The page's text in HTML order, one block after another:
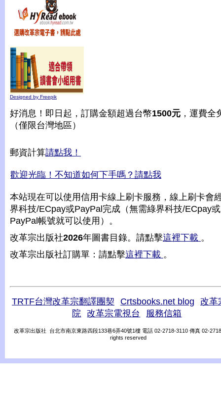
Designed by Freepik
好消息！即日起，訂購金額超過台幣1500元 ，運費全
（僅限台灣地區）
郵資計算請點我！
歡迎光臨！不知道如何下手嗎？請點我
本站現在可以使用信用卡線上刷卡服務，線上刷卡會
界科技/ECpay或PayPal完成（無需綠界科技/ECpay或
PayPal帳號就可以使用）。
改革宗出版社2026年圖書目錄。請點擊這裡下載 。
改革宗出版社訂購單：請點擊這裡下載 。
TRTF台灣改革宗翻譯團契 Crtsbooks.net blog
改革
院
改革宗電視台 服務信箱
改革宗出版社 台北市南京東路四段133巷6弄40號1樓 電話 02-2718-3110 傳真 02-
rights reserved